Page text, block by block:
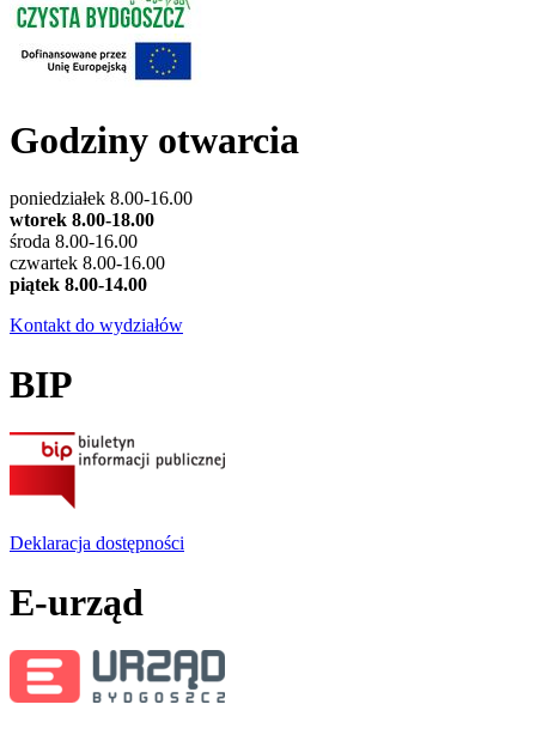
Godziny otwarcia
poniedziałek 8.00-16.00
wtorek 8.00-18.00
środa 8.00-16.00
czwartek 8.00-16.00
piątek 8.00-14.00
Kontakt do wydziałów
BIP
Deklaracja dostępności
E-urząd